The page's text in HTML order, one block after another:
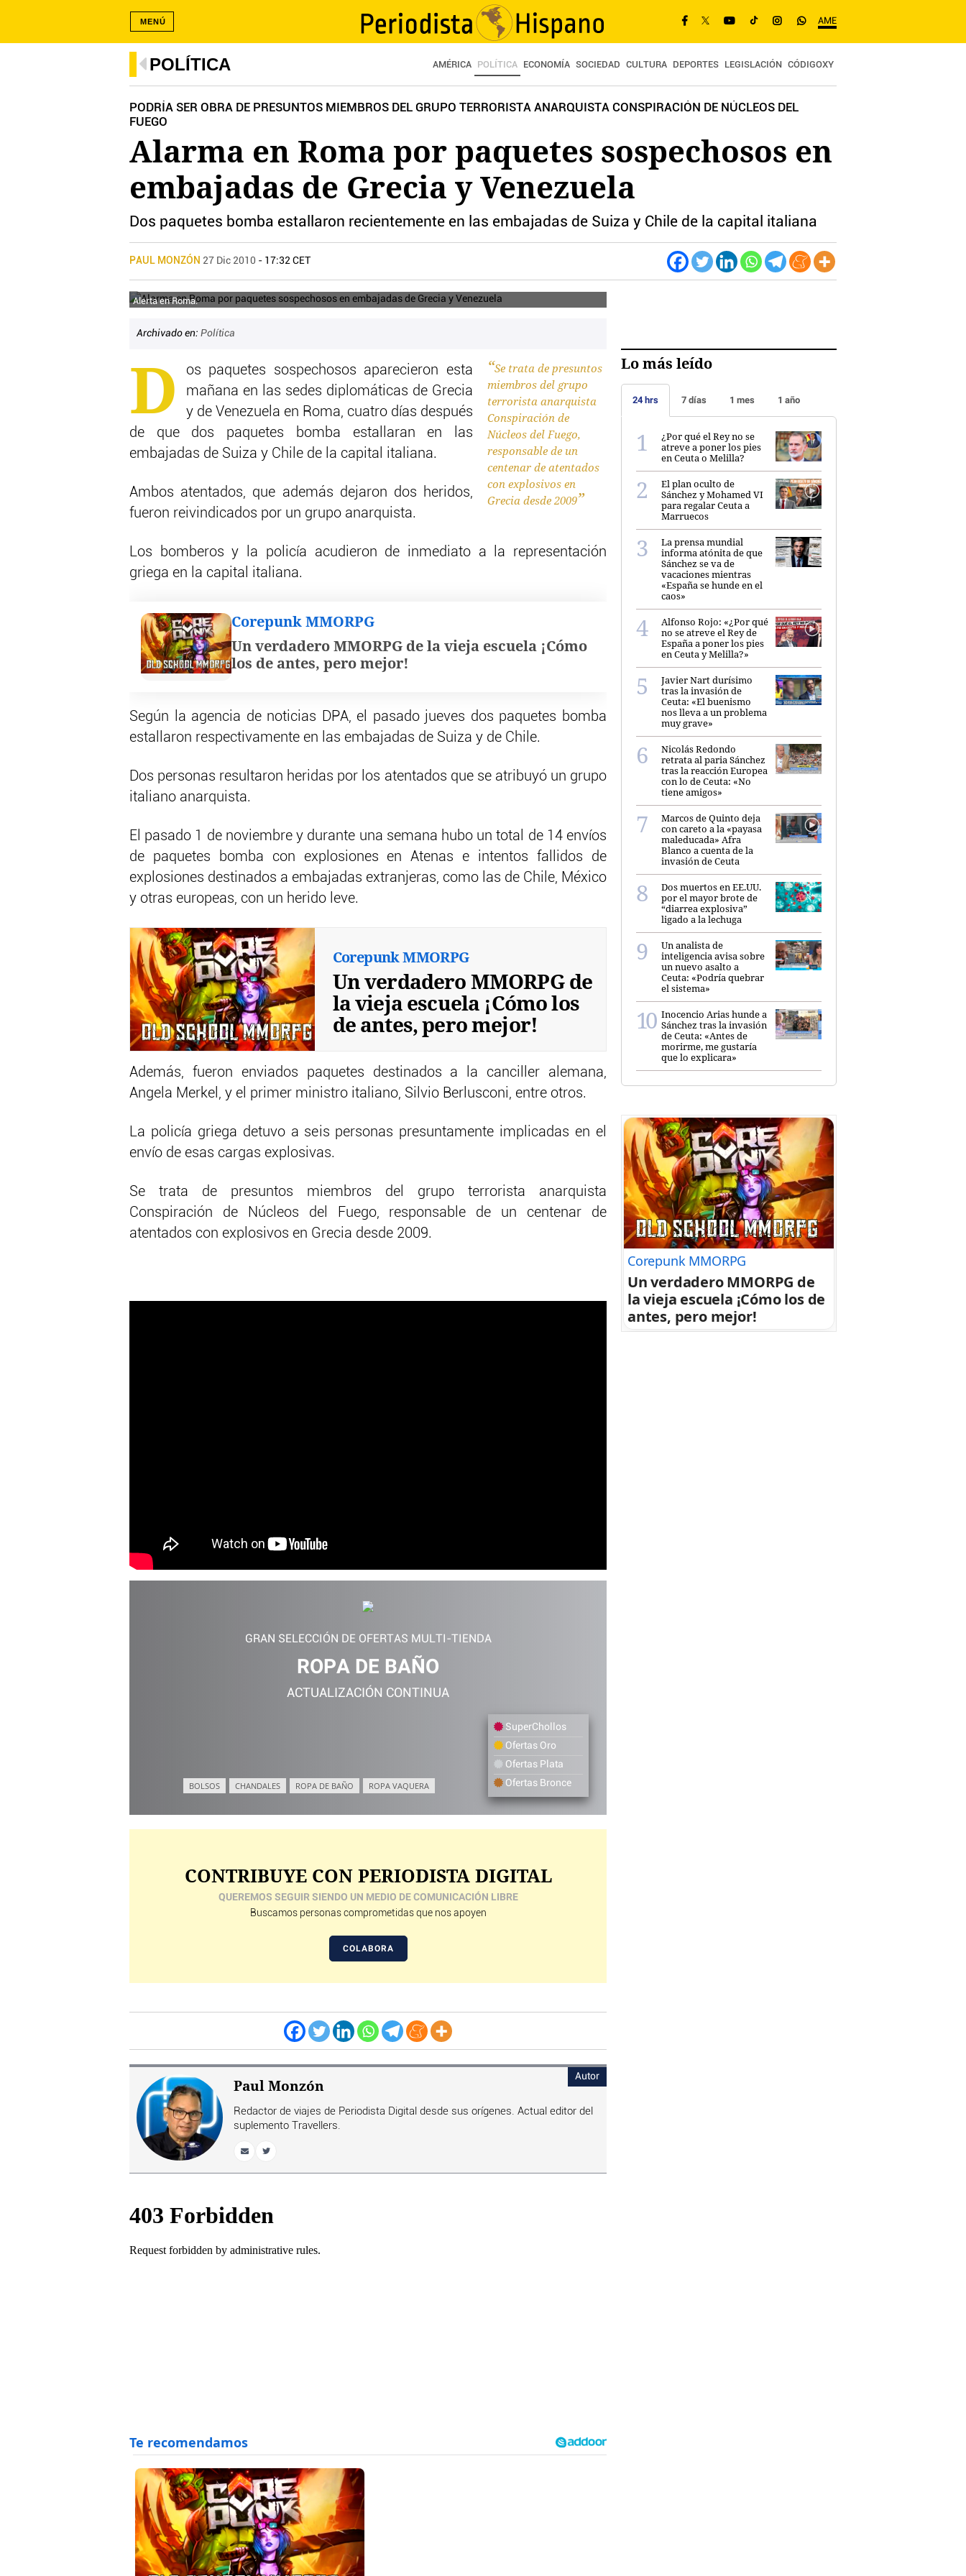
AME
MENÚ
POLÍTICA AMÉRICA POLÍTICA ECONOMÍA SOCIEDAD CULTURA DEPORTES LEGISLACIÓN CÓDIGOXY
PODRÍA SER OBRA DE PRESUNTOS MIEMBROS DEL GRUPO TERRORISTA ANARQUISTA CONSPIRACIÓN DE NÚCLEOS DEL
FUEGO
Alarma en Roma por paquetes sospechosos en
embajadas de Grecia y Venezuela
Dos paquetes bomba estallaron recientemente en las embajadas de Suiza y Chile de la capital italiana
PAUL MONZÓN 27 Dic 2010 - 17:32 CET
Alerta en Roma.
Archivado en: Política
Se trata de presuntos
miembros del grupo
terrorista anarquista
Conspiración de
Núcleos del Fuego,
responsable de un
centenar de atentados
con explosivos en
Grecia desde 2009
D
os paquetes sospechosos aparecieron esta
mañana en las sedes diplomáticas de Grecia
y de Venezuela en Roma, cuatro días después
de que dos paquetes bomba estallaran en las
embajadas de Suiza y Chile de la capital italiana.
Ambos atentados, que además dejaron dos heridos,
fueron reivindicados por un grupo anarquista.
Los bomberos y la policía acudieron de inmediato a la representación
griega en la capital italiana.
Corepunk MMORPG
Un verdadero MMORPG de la vieja escuela ¡Cómo
los de antes, pero mejor!
Según la agencia de noticias DPA, el pasado jueves dos paquetes bomba
estallaron respectivamente en las embajadas de Suiza y de Chile.
Dos personas resultaron heridas por los atentados que se atribuyó un grupo
italiano anarquista.
El pasado 1 de noviembre y durante una semana hubo un total de 14 envíos
de paquetes bomba con explosiones en Atenas e intentos fallidos de
explosiones destinados a embajadas extranjeras, como las de Chile, México
y otras europeas, con un herido leve.
Corepunk MMORPG
Un verdadero MMORPG de
la vieja escuela ¡Cómo los
de antes, pero mejor!
Además, fueron enviados paquetes destinados a la canciller alemana,
Angela Merkel, y el primer ministro italiano, Silvio Berlusconi, entre otros.
La policía griega detuvo a seis personas presuntamente implicadas en el
envío de esas cargas explosivas.
Se trata de presuntos miembros del grupo terrorista anarquista
Conspiración de Núcleos del Fuego, responsable de un centenar de
atentados con explosivos en Grecia desde 2009.
GRAN SELECCIÓN DE OFERTAS MULTI-TIENDA
ROPA DE BAÑO
ACTUALIZACIÓN CONTINUA
BOLSOS CHANDALES ROPA DE BAÑO ROPA VAQUERA
SuperChollos
Ofertas Oro
Ofertas Plata
Ofertas Bronce
CONTRIBUYE CON PERIODISTA DIGITAL
QUEREMOS SEGUIR SIENDO UN MEDIO DE COMUNICACIÓN LIBRE
Buscamos personas comprometidas que nos apoyen
COLABORA
Autor
Paul Monzón
Redactor de viajes de Periodista Digital desde sus orígenes. Actual editor del
suplemento Travellers.
Lo más leído
24 hrs 7 días 1 mes 1 año
¿Por qué el Rey no se
atreve a poner los pies
en Ceuta o Melilla?
El plan oculto de
Sánchez y Mohamed VI
para regalar Ceuta a
Marruecos
La prensa mundial
informa atónita de que
Sánchez se va de
vacaciones mientras
«España se hunde en el
caos»
Alfonso Rojo: «¿Por qué
no se atreve el Rey de
España a poner los pies
en Ceuta y Melilla?»
Javier Nart durísimo
tras la invasión de
Ceuta: «El buenismo
nos lleva a un problema
muy grave»
Nicolás Redondo
retrata al paria Sánchez
tras la reacción Europea
con lo de Ceuta: «No
tiene amigos»
Marcos de Quinto deja
con careto a la «payasa
maleducada» Afra
Blanco a cuenta de la
invasión de Ceuta
Dos muertos en EE.UU.
por el mayor brote de
“diarrea explosiva”
ligado a la lechuga
Un analista de
inteligencia avisa sobre
un nuevo asalto a
Ceuta: «Podría quebrar
el sistema»
Inocencio Arias hunde a
Sánchez tras la invasión
de Ceuta: «Antes de
morirme, me gustaría
que lo explicara»
Corepunk MMORPG
Un verdadero MMORPG de
la vieja escuela ¡Cómo los de
antes, pero mejor!